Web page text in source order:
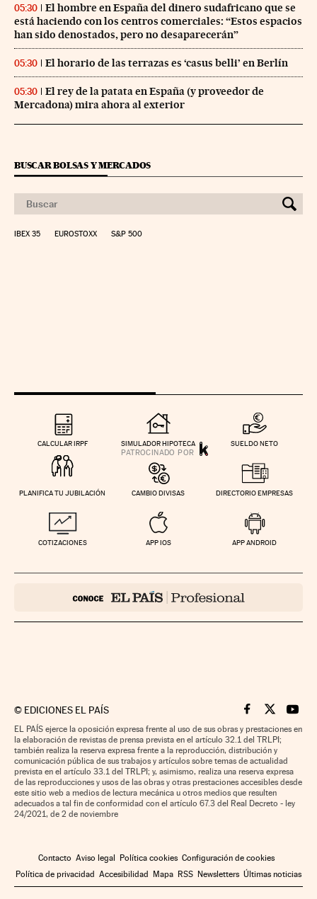
05:30
El hombre en España del dinero sudafricano que se
está haciendo con los centros comerciales: “Estos espacios
han sido denostados, pero no desaparecerán”
05:30 El horario de las terrazas es ‘casus belli’ en Berlín
05:30
El rey de la patata en España (y proveedor de
Mercadona) mira ahora al exterior
BUSCAR BOLSAS Y MERCADOS
IBEX 35 EUROSTOXX S&P 500
CALCULAR IRPF SIMULADOR HIPOTECA SUELDO NETO
PLANIFICA TU JUBILACIÓN CAMBIO DIVISAS DIRECTORIO EMPRESAS
COTIZACIONES APP IOS APP ANDROID
© EDICIONES EL PAÍS Cinco Días en
Cinco Días
Cinco
EL PAÍS ejerce la oposición expresa frente al uso de sus obras y prestaciones en
la elaboración de revistas de prensa prevista en el artículo 32.1 del TRLPI;
también realiza la reserva expresa frente a la reproducción, distribución y
comunicación pública de sus trabajos y artículos sobre temas de actualidad
prevista en el artículo 33.1 del TRLPI; y, asimismo, realiza una reserva expresa
de las reproducciones y usos de las obras y otras prestaciones accesibles desde
este sitio web a medios de lectura mecánica u otros medios que resulten
adecuados a tal fin de conformidad con el artículo 67.3 del Real Decreto - ley
24/2021, de 2 de noviembre
Contacto Aviso legal Política cookies Configuración de cookies
Política de privacidad Accesibilidad Mapa RSS Newsletters Últimas noticias